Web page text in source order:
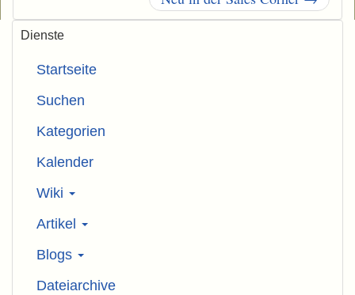
Dienste
Startseite
Suchen
Kategorien
Kalender
Wiki
Artikel
Blogs
Dateiarchive